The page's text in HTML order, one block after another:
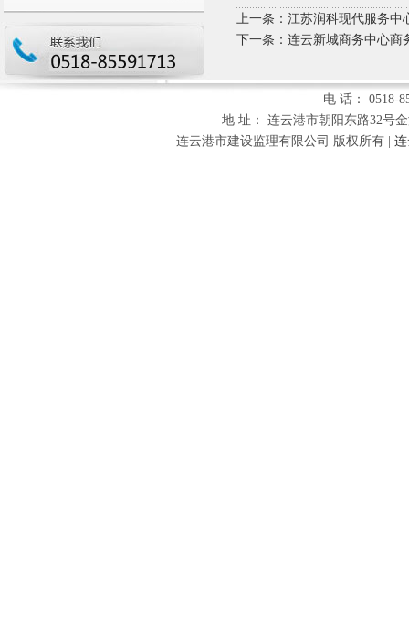
上一条： 江苏润科现代服务中
下一条： 连云新城商务中心商
电 话： 0518-
地 址： 连云港市朝阳东路32号
连云港市建设监理有限公司 版权所有 |